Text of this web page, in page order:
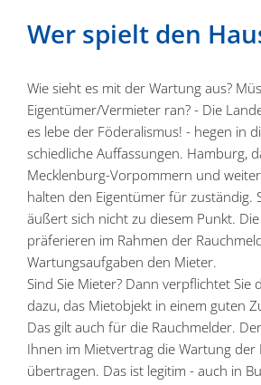
Wer spielt den
Wie sieht es mit der Wartung aus?
Eigentümer/Vermieter ran? - Die
es lebe der Födera­lismus! - hegen in
schied­liche Auffas­sungen. Hamburg,
Mecklenburg-Vorpommern und
halten den Eigen­tümer für zuständig.
äußert sich nicht zu diesem Punkt.
präfe­rieren im Rahmen der
Wartungs­auf­gaben den Mieter.
Sind Sie Mieter? Dann verpflichtet Sie
dazu, das Mietobjekt in einem guten
Das gilt auch für die Rauch­melder.
Ihnen im Mietvertrag die Wartung der
übertragen. Das ist legitim - auch in